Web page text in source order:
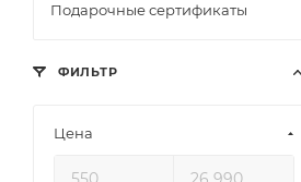
Подарочные сертификаты
ФИЛЬТР
Цена